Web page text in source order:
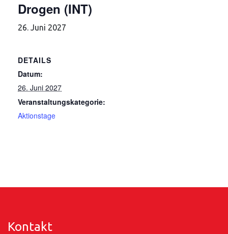
Drogen (INT)
26. Juni 2027
DETAILS
Datum:
26. Juni 2027
Veranstaltungskategorie:
Aktionstage
Kontakt